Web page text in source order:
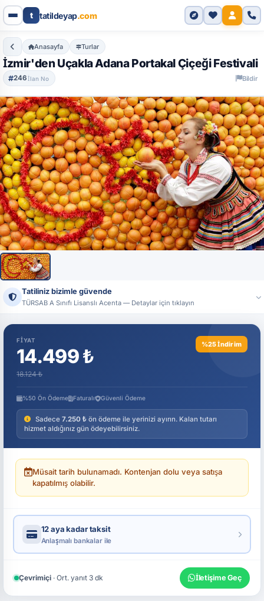
t tatildeyap.com
Anasayfa Turlar
İzmir'den Uçakla Adana Portakal Çiçeği Festivali
246 İlan No Bildir
Tüm Fotoğraflar (1)
Tatiliniz bizimle güvende
TÜRSAB A Sınıfı Lisanslı Acenta — Detaylar için tıklayın
Ünvan:Tatildeyap Turizm Seyahat Acentası
17444 — T.C. Kültür ve Turizm Bakanlığı, A Sınıfı
Genel Bakış Dahil Olanlar
FIYAT
14.499 ₺
18.124 ₺
%25 İndirim
%50 Ön Ödeme Faturalı Güvenli Ödeme
Sadece 7.250 ₺ ön ödeme ile yerinizi ayırın. Kalan tutarı
hizmet aldığınız gün ödeyebilirsiniz.
Müsait tarih bulunamadı. Kontenjan dolu veya satışa
kapatılmış olabilir.
12 aya kadar taksit
Anlaşmalı bankalar ile
Çevrimiçi · Ort. yanıt 3 dk İletişime Geç